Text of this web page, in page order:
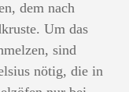
dem nach
Um das
sind
nötig, die in